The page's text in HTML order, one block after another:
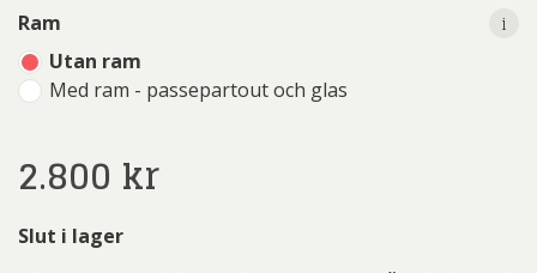
Ram
Utan ram
Med ram - passepartout och glas
i
2.800 kr
Slut i lager